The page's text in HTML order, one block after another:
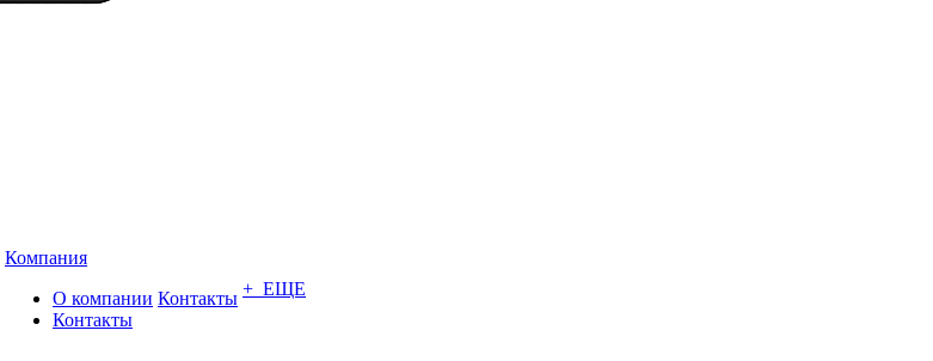
Компания
О компании
Контакты
Контакты + ЕЩЕ